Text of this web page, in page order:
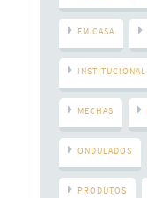
EM CASA
INSTITUCIONAL
MECHAS
ONDULADOS
PRODUTOS